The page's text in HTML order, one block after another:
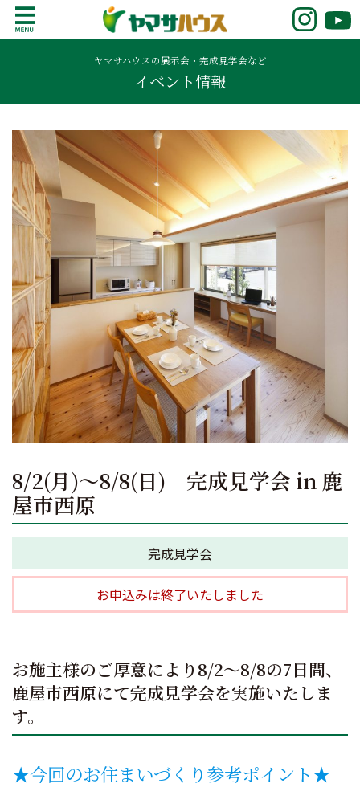
o
鹿児島で注文住宅ならヤマサハウス
新築の注文住宅や建売モデルハウスをお探し
の方はこちら。鹿児島県内で11年連続ナンバ
ーワンの実績を誇る、絆の家でおなじみの
ヤマサハウス。展示場情報や家づくりのこだ
ヤマサハウスの展示会・完成見学会など
イベント情報
8/2(月)～8/8(日) 完成見学会 in 鹿
屋市西原
完成見学会
お申込みは終了いたしました
お施主様のご厚意により8/2～8/8の7日間、
鹿屋市西原にて完成見学会を実施いたしま
す。
★今回のお住まいづくり参考ポイント★